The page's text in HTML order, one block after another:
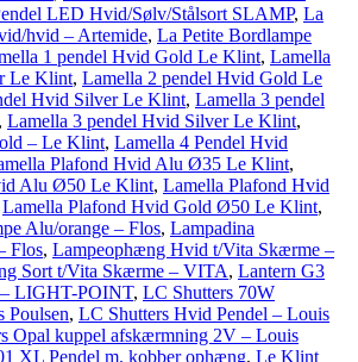
LED Hvid/Sølv/Stålsort SLAMP, La
hvid – Artemide, La Petite Bordlampe
1 pendel Hvid Gold Le Klint, Lamella
Le Klint, Lamella 2 pendel Hvid Gold Le
Hvid Silver Le Klint, Lamella 3 pendel
, Lamella 3 pendel Hvid Silver Le Klint,
– Le Klint, Lamella 4 Pendel Hvid
Plafond Hvid Alu Ø35 Le Klint,
Alu Ø50 Le Klint, Lamella Plafond Hvid
Lamella Plafond Hvid Gold Ø50 Le Klint,
Alu/orange – Flos, Lampadina
Flos, Lampeophæng Hvid t/Vita Skærme –
Sort t/Vita Skærme – VITA, Lantern G3
– LIGHT-POINT, LC Shutters 70W
, LC Shutters Hvid Pendel – Louis
Opal kuppel afskærmning 2V – Louis
XL Pendel m. kobber ophæng, Le Klint